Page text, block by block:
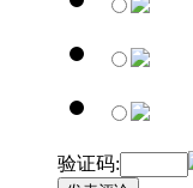
验证码: